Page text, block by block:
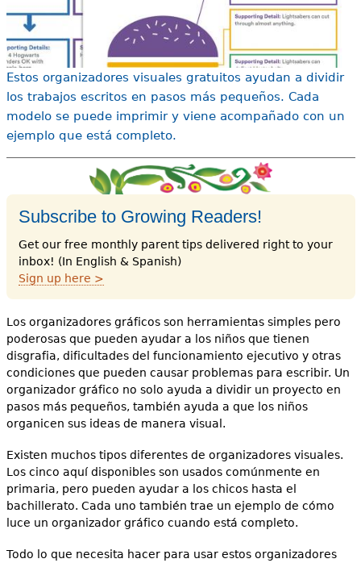
Estos organizadores visuales gratuitos ayudan a dividir
los trabajos escritos en pasos más pequeños. Cada
modelo se puede imprimir y viene acompañado con un
ejemplo que está completo.
Subscribe to Growing Readers!
Get our free monthly parent tips delivered right to your
inbox! (In English & Spanish)
Sign up here >
Los organizadores gráficos son herramientas simples pero
poderosas que pueden ayudar a los niños que tienen
disgrafia, dificultades del funcionamiento ejecutivo y otras
condiciones que pueden causar problemas para escribir. Un
organizador gráfico no solo ayuda a dividir un proyecto en
pasos más pequeños, también ayuda a que los niños
organicen sus ideas de manera visual.
Existen muchos tipos diferentes de organizadores visuales.
Los cinco aquí disponibles son usados comúnmente en
primaria, pero pueden ayudar a los chicos hasta el
bachillerato. Cada uno también trae un ejemplo de cómo
luce un organizador gráfico cuando está completo.
Todo lo que necesita hacer para usar estos organizadores